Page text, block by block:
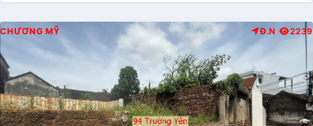
CHƯƠNG MỸ Đ.N 2239